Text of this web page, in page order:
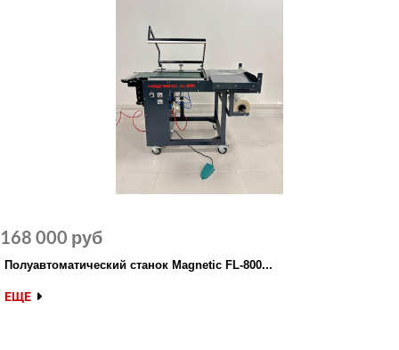
Полуавтоматический станок Magnetic FL-800...
168 000 руб
ЕЩЕ